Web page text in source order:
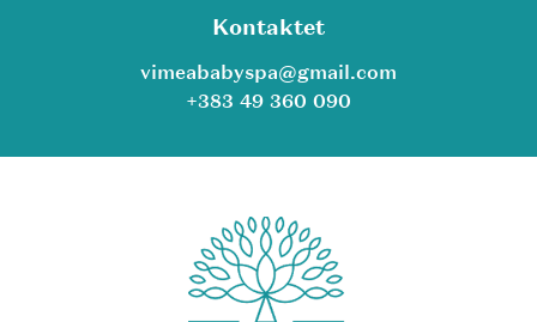
Kontaktet
vimeababyspa@gmail.com
+383 49 360 090